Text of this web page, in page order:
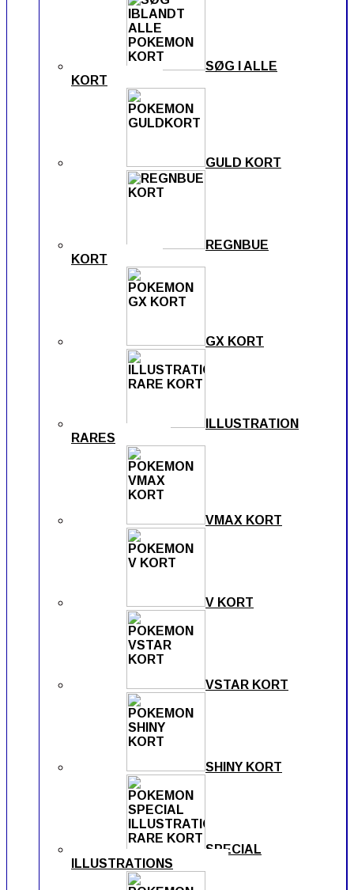
SØG I ALLE
KORT
GULD KORT
REGNBUE
KORT
GX KORT
ILLUSTRATION
RARES
VMAX KORT
V KORT
VSTAR KORT
SHINY KORT
SPECIAL
ILLUSTRATIONS